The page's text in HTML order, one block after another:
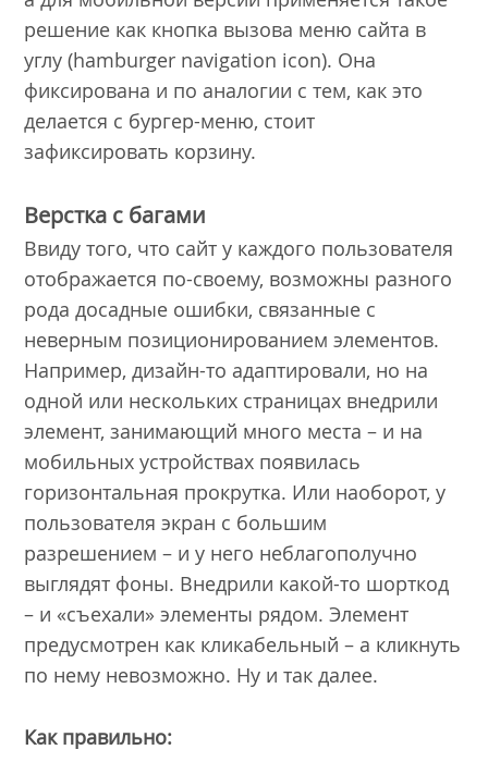
решение как кнопка вызова меню сайта в
углу (hamburger navigation icon). Она
фиксирована и по аналогии с тем, как это
делается с бургер-меню, стоит
зафиксировать корзину.
Верстка с багами
Ввиду того, что сайт у каждого пользователя
отображается по-своему, возможны разного
рода досадные ошибки, связанные с
неверным позиционированием элементов.
Например, дизайн-то адаптировали, но на
одной или нескольких страницах внедрили
элемент, занимающий много места – и на
мобильных устройствах появилась
горизонтальная прокрутка. Или наоборот, у
пользователя экран с большим
разрешением – и у него неблагополучно
выглядят фоны. Внедрили какой-то шорткод
– и «съехали» элементы рядом. Элемент
предусмотрен как кликабельный – а кликнуть
по нему невозможно. Ну и так далее.
Как правильно: